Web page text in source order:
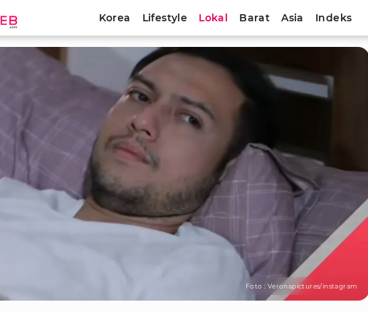
Korea Lifestyle Lokal Barat Asia Indeks
Foto : Veronapictures/instagram